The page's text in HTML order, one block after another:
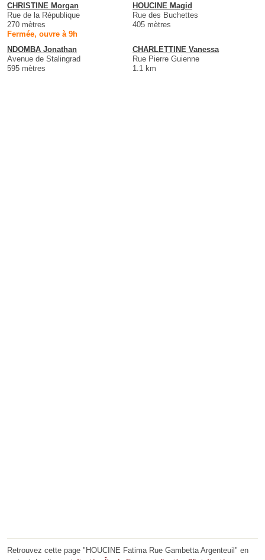
CHRISTINE Morgan
Rue de la République
270 mètres
Fermée, ouvre à 9h
HOUCINE Magid
Rue des Buchettes
405 mètres
NDOMBA Jonathan
Avenue de Stalingrad
595 mètres
CHARLETTINE Vanessa
Rue Pierre Guienne
1.1 km
Retrouvez cette page "HOUCINE Fatima Rue Gambetta Argenteuil" en